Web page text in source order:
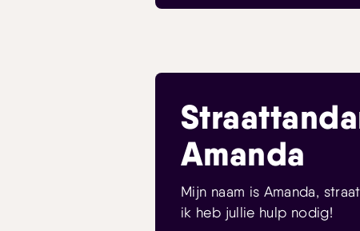
Amanda
Mijn naam is Amanda,
ik heb jullie hulp nodig!